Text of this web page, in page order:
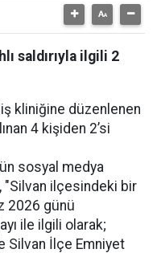
saldırıyla ilgili 2
kliniğine düzenlenen
4 kişiden 2’si
sosyal medya
"Silvan ilçesindeki bir
2026 günü
ile ilgili olarak;
Silvan İlçe Emniyet